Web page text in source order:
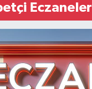
Eczaneler